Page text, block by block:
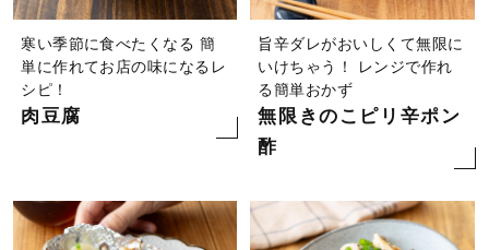
寒い季節に食べたくなる 簡
単に作れてお店の味になるレ
シピ！
肉豆腐
旨辛ダレがおいしくて無限に
いけちゃう！ レンジで作れ
る簡単おかず
無限きのこピリ辛ポン
酢